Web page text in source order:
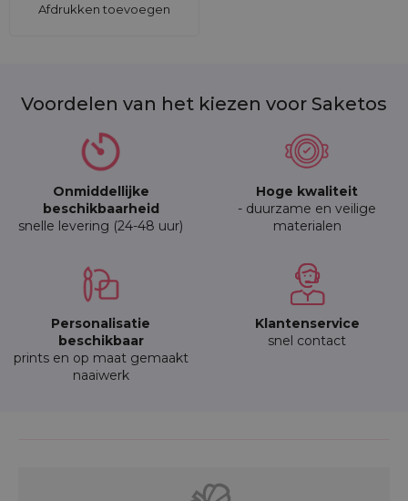
Afdrukken toevoegen
Voordelen van het kiezen voor Saketos
Onmiddellijke
beschikbaarheid
snelle levering (24-48 uur)
Hoge kwaliteit
- duurzame en veilige
materialen
Personalisatie
beschikbaar
prints en op maat gemaakt
naaiwerk
Klantenservice
snel contact